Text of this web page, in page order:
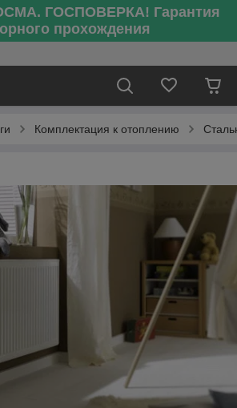
ГОСПОВЕРКА! Гарантия
прохождения
Комплектация к отоплению